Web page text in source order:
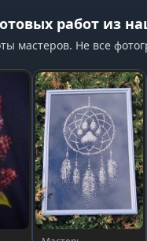
работ из
мастеров. Не все